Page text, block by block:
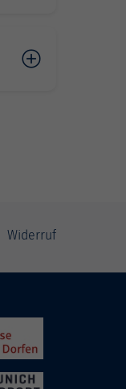
Widerruf